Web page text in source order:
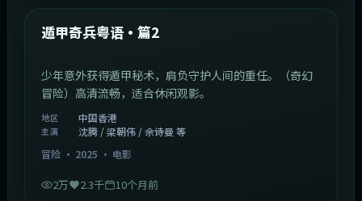
最新
遁甲奇兵粤语·篇2
少年意外获得遁甲秘术，肩负守护人间的重任。（奇幻
冒险）高清流畅，适合休闲观影。
地区 中国香港
主演
沈腾 / 梁朝伟 / 佘诗曼 等
冒险· 2025 · 电影
2万 2.3千 10个月前